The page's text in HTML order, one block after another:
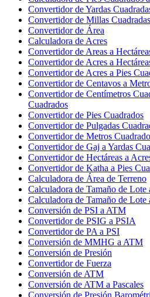
Convertidor de Yardas
Convertidor de Millas
Convertidor de Área
Calculadora de Acres
Convertidor de Areas a
Convertidor de Acres a
Convertidor de Acres a Pies
Convertidor de Centavos a
Convertidor de Centímetros
Cuadrados
Convertidor de Pies Cuadrados
Convertidor de Pulgadas
Convertidor de Metros
Convertidor de Gaj a Yardas
Convertidor de Hectáreas a
Convertidor de Katha a Pies
Calculadora de Área de Terreno
Calculadora de Tamaño de Lote
Calculadora de Tamaño de Lote
Conversión de PSI a ATM
Convertidor de PSIG a PSIA
Convertidor de PA a PSI
Conversión de MMHG a ATM
Conversión de Presión
Convertidor de Fuerza
Conversión de ATM
Conversión de ATM a Pascales
Conversión de Presión